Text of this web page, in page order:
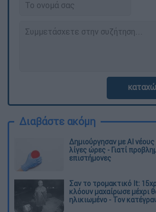
Διαβάστε ακόμη
Δημιούργησαν με AI νέους
λίγες ώρες - Γιατί
επιστήμονες
Σαν το τρομακτικό It:
κλόουν μαχαίρωσε μέχρι
ηλικιωμένο - Τον